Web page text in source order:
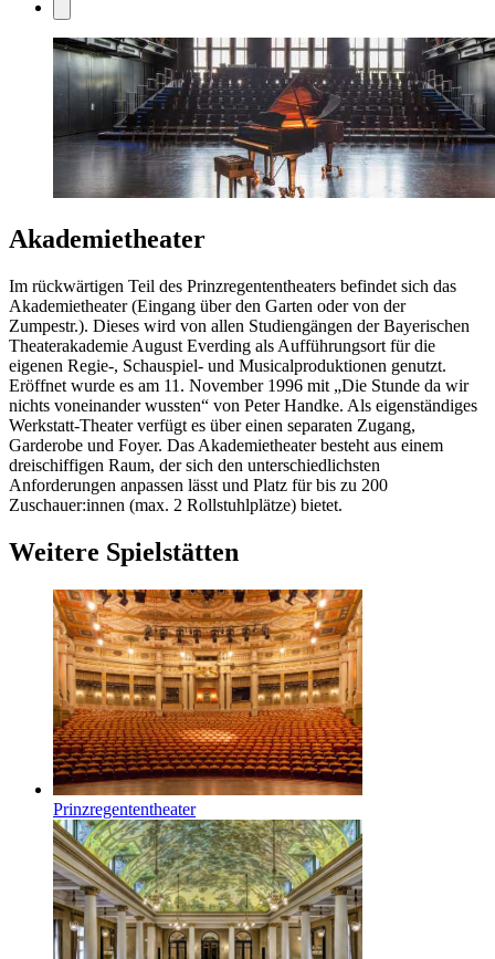
Akademietheater
Im rückwärtigen Teil des Prinzregententheaters befindet sich das
Akademietheater (Eingang über den Garten oder von der
Zumpestr.). Dieses wird von allen Studiengängen der Bayerischen
Theaterakademie August Everding als Aufführungsort für die
eigenen Regie-, Schauspiel- und Musicalproduktionen genutzt.
Eröffnet wurde es am 11. November 1996 mit „Die Stunde da wir
nichts voneinander wussten“ von Peter Handke. Als eigenständiges
Werkstatt-Theater verfügt es über einen separaten Zugang,
Garderobe und Foyer. Das Akademietheater besteht aus einem
dreischiffigen Raum, der sich den unterschiedlichsten
Anforderungen anpassen lässt und Platz für bis zu 200
Zuschauer:innen (max. 2 Rollstuhlplätze) bietet.
Weitere Spielstätten
Prinzregenten­theater